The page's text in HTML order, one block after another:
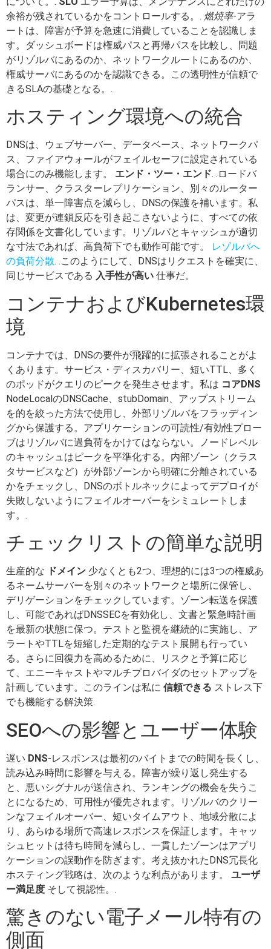
余裕が残されているかをコントロールする。. 燃焼率-アラ
ートは、障害が予算を急速に消費していることを認識しま
す。ダッシュボードは権威パスと再帰パスを比較し、問題
がリゾルバにあるのか、ネットワークルートにあるのか、
権威サーバにあるのかを認識できる。この透明性が信頼で
きるSLAの基礎となる。.
ホスティング環境への統合
DNSは、ウェブサーバー、データベース、ネットワークパ
ス、ファイアウォールがフェイルセーフに設定されている
場合にのみ機能します。 エンド・ツー・エンド. .ロードバ
ランサー、クラスターレプリケーション、別々のルーター
パスは、単一障害点を減らし、DNSの保護を補います。私
は、変更が連鎖反応を引き起こさないように、すべての依
存関係を文書化しています。リゾルバとキャッシュが適切
な寸法であれば、高負荷下でも動作可能です。
レゾルバへ
の負荷分散. .このようにして、DNSはリクエストを確実に、
同じサービスである 入手性が高い 仕事だ。
コンテナおよびKubernetes環
境
コンテナでは、DNSの要件が飛躍的に拡張されることがよ
くあります。サービス・ディスカバリー、短いTTL、多く
のポッドがクエリのピークを発生させます。私は コアDNS
NodeLocalのDNSCache、stubDomain、アップストリーム
を的を絞った方法で使用し、外部リゾルバをフラッディン
グから保護する。アプリケーションの可読性/有効性プロー
ブはリゾルバに過負荷をかけてはならない。ノードレベル
のキャッシュはピークを平準化する。内部ゾーン（クラス
タサービスなど）が外部ゾーンから明確に分離されている
かをチェックし、DNSのボトルネックによってデプロイが
失敗しないようにフェイルオーバーをシミュレートしま
す。.
チェックリストの簡単な説明
生産的な ドメイン 少なくとも2つ、理想的には3つの権威あ
るネームサーバーを別々のネットワークと場所に保管し、
デリゲーションをチェックしています。ゾーン転送を保護
し、可能であればDNSSECを有効化し、文書と緊急時計画
を最新の状態に保つ。テストと監視を継続的に実施し、ア
ラートやTTLを短縮した定期的なテスト展開も行ってい
る。さらに回復力を高めるために、リスクと予算に応じ
て、エニーキャストやマルチプロバイダのセットアップを
計画しています。このラインは私に 信頼できる ストレス下
でも機能する解決策.
SEOへの影響とユーザー体験
遅い DNS-レスポンスは最初のバイトまでの時間を長くし、
読み込み時間に影響を与える。障害が繰り返し発生する
と、悪いシグナルが送信され、ランキングの機会を失うこ
とになるため、可用性が優先されます。リゾルバのクリー
ンなフェイルオーバー、短いタイムアウト、地域分散によ
り、あらゆる場所で高速レスポンスを保証します。キャッ
シュヒットは待ち時間を減らし、一貫したゾーンはアプリ
ケーションの誤動作を防ぎます。考え抜かれたDNS冗長化
ホスティング戦略は、次のような利点があります。 ユーザ
ー満足度 そして視認性。.
驚きのない電子メール特有の
側面